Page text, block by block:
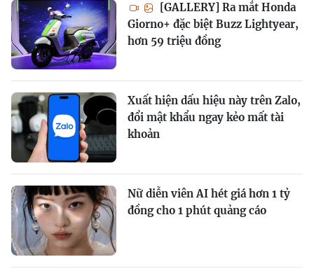
[GALLERY] Ra mắt Honda
Giorno+ đặc biệt Buzz Lightyear,
hơn 59 triệu đồng
Xuất hiện dấu hiệu này trên Zalo,
đổi mật khẩu ngay kẻo mất tài
khoản
Nữ diễn viên AI hét giá hơn 1 tỷ
đồng cho 1 phút quảng cáo